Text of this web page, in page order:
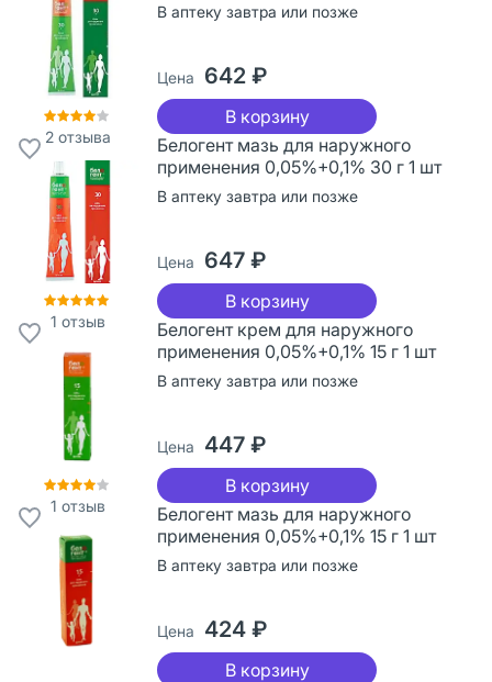
2 отзыва
В аптеку завтра или позже
Цена 642 ₽
В корзину
1 отзыв
Белогент мазь для наружного
применения 0,05%+0,1% 30 г 1 шт
В аптеку завтра или позже
Цена 647 ₽
В корзину
1 отзыв
Белогент крем для наружного
применения 0,05%+0,1% 15 г 1 шт
В аптеку завтра или позже
Цена 447 ₽
В корзину
Белогент мазь для наружного
применения 0,05%+0,1% 15 г 1 шт
В аптеку завтра или позже
Цена 424 ₽
В корзину